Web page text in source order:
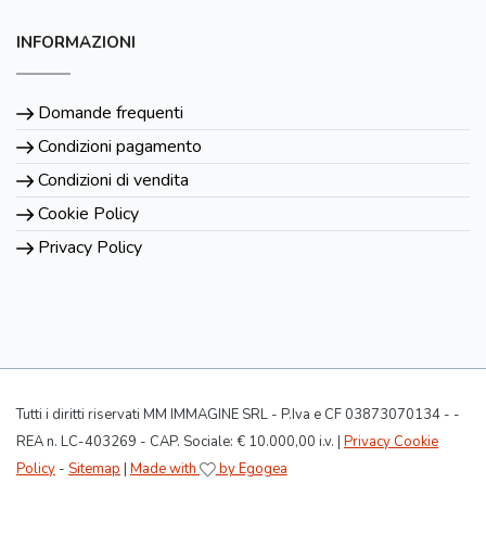
INFORMAZIONI
Domande frequenti
Condizioni pagamento
Condizioni di vendita
Cookie Policy
Privacy Policy
Tutti i diritti riservati MM IMMAGINE SRL - P.Iva e CF 03873070134 - -
REA n. LC-403269 - CAP. Sociale: € 10.000,00 i.v. | Privacy Cookie
Policy - Sitemap | Made with by Egogea